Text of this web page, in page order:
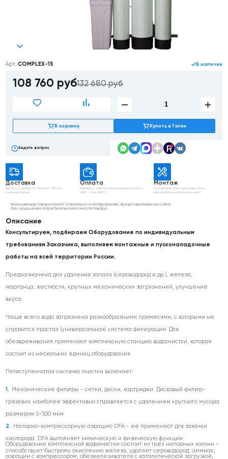
Арт.:COMPLEX-15 В наличии
108 760 руб132 680 руб
В корзину Купить в 1 клик
Задать вопрос
Доставка
Быстро и удобно по Москве, МО и в
регионы России
Оплата
Наличные, картой, безналичный расчёт(с
НДС / без НДС)
Монтаж
Ежедневно (без выходных), без
предоплаты, работы под ключ
Внешний вид товара может отличаться от изображений, представленных на сайте.
Без ухудшения потребительских качеств товара.
Описание
Консультируем, подбираем Оборудование по индивидуальным
требованиям Заказчика, выполняем монтажные и пусконаладочные
работы на всей территории России.
Предназначена для удаления запаха (сероводород и др.), железа,
марганца, жесткости, крупных механических загрязнений, улучшение
вкуса.
Чаще всего вода загрязнена разнообразными примесями, с которыми не
справится простая (универсальная) система фильтрации. Для
обезвреживания применяют комплексную станцию водоочистки, которая
состоит из нескольких единиц оборудования.
Пятиступенчатая система очистки включает:
Механические фильтры - сетки, диски, картриджи. Дисковый фильтр-
грязевик наиболее эффективно справляется с удалением крупного мусора
размером 5-500 мкм.
Напорно-компрессорную аэрацию DFA - ее применяют для закачки
кислорода. DFA выполняет химическую и физическую функции:
способствует быстрому окислению железа, удаляет сероводород, аммиак,
Оборудование комплексной водоочистки состоит из трех напорных колонн -
аэрации с компрессором, обезжелезивателя с каталитической загрузкой,